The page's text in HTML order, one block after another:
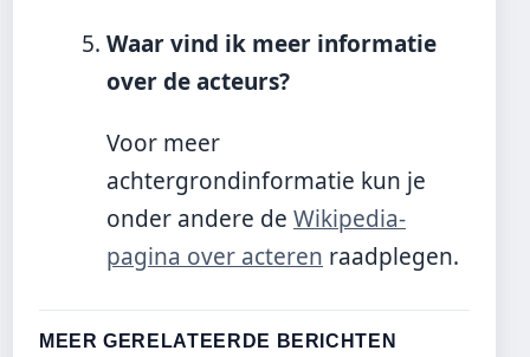
Waar vind ik meer informatie
over de acteurs?
Voor meer
achtergrondinformatie kun je
onder andere de Wikipedia-
pagina over acteren raadplegen.
MEER GERELATEERDE BERICHTEN